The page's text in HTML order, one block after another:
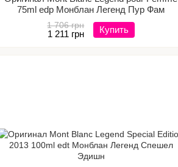
75ml edp Монблан Легенд Пур Фам
1 706 грн
1 211 грн Купить